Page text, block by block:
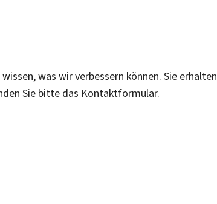
was wir verbessern können. Sie erhalten
Sie bitte das Kontaktformular.